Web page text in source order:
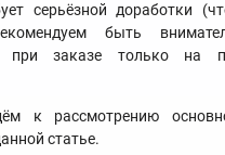
серьёзной доработки
быть
при заказе только на
к рассмотрению
статье.